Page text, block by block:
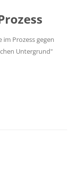
im Prozess gegen
Untergrund"